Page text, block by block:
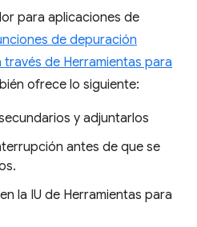
para aplicaciones de
de depuración
de Herramientas para
ofrece lo siguiente:
y adjuntarlos
antes de que se
la IU de Herramientas para